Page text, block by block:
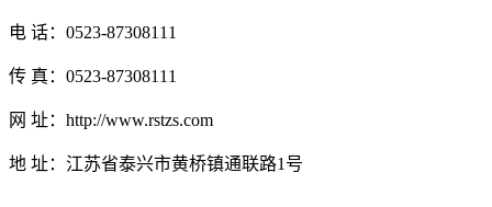
电 话：0523-87308111
传 真：0523-87308111
网 址：http://www.rstzs.com
地 址：江苏省泰兴市黄桥镇通联路1号